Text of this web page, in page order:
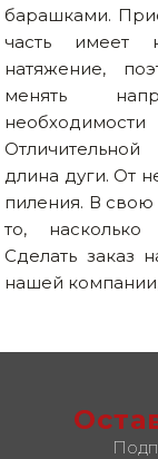
барашками.
часть имеет
натяжение,
менять
длина дуги. От
пиления. В свою
то, насколько
Сделать заказ
нашей